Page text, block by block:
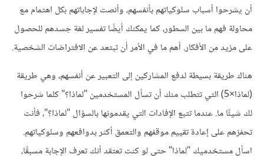
أن يشرحوا أسباب سلوكياتهم بأنفسهم، وأنصت لإجاباتهم بكل اهتمام مع
محاولة فهم ما بين السطور، كما يمكنك أيضًا تفسير لغة جسدهم للحصول
على مزيد من الأفكار. أهم ما في الأمر أن تبتعد عن الافتراضات الشخصية.
هناك طريقة بسيطة لدفع المشاركين إلى التعبير عن أنفسهم، وهي طريقة
(لماذا×5) التي تتطلب منك أن تسأل المستخدمين "لماذا؟" كلما شرحوا
لك شيئًا ما. عندما تتبع الإفادات التي يقدمونها بالسؤال "لماذا؟"، فأنت
تحفزهم على إعادة تقييم موقفهم والتعمق أكثر بدوافعهم وسلوكياتهم.
اسأل مستخدميك "لماذا" حتى لو كنت تعتقد أنك تعرف الإجابة مسبقًا،